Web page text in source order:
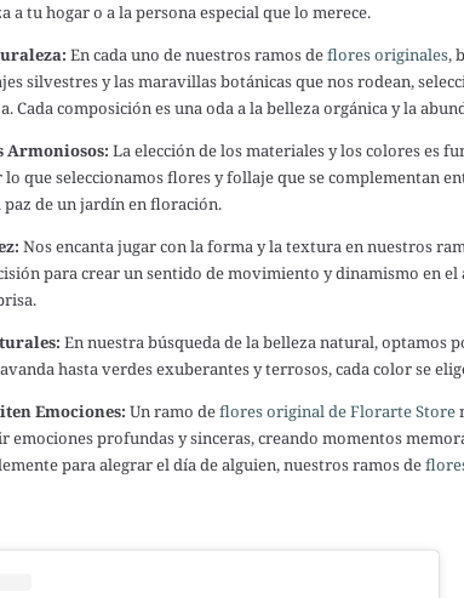
a tu hogar o a la persona especial que lo merece.
En cada uno de nuestros ramos deflores originales,
silvestres y las maravillas botánicas que nos rodean,
Cada composición es una oda a la belleza orgánica y la
Armoniosos: La elección de los materiales y los colores es
que seleccionamos flores y follaje que se complementan
paz de un jardín en floración.
Nos encanta jugar con la forma y la textura en nuestros
para crear un sentido de movimiento y dinamismo en
En nuestra búsqueda de la belleza natural, optamos
hasta verdes exuberantes y terrosos, cada color se
Emociones: Un ramo deflores original de Florarte Store
profundas y sinceras, creando momentos
para alegrar el día de alguien, nuestros ramos de